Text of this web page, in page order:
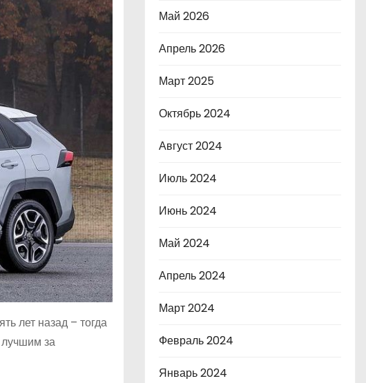
лет назад – тогда
за
Май 2026
Апрель 2026
Март 2025
Октябрь 2024
Август 2024
Июль 2024
Июнь 2024
Май 2024
Апрель 2024
Март 2024
Февраль 2024
Январь 2024